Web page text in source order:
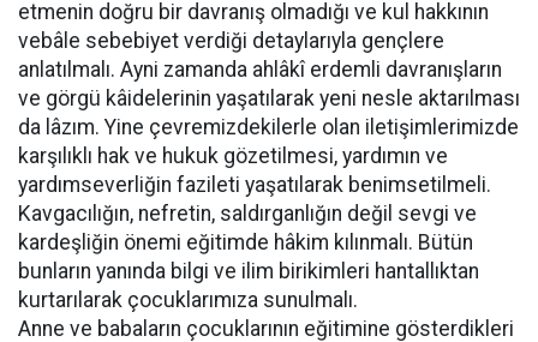
etmenin doğru bir davranış olmadığı ve kul hakkının
vebâle sebebiyet verdiği detaylarıyla gençlere
anlatılmalı. Ayni zamanda ahlâkî erdemli davranışların
ve görgü kâidelerinin yaşatılarak yeni nesle aktarılması
da lâzım. Yine çevremizdekilerle olan iletişimlerimizde
karşılıklı hak ve hukuk gözetilmesi, yardımın ve
yardımseverliğin fazileti yaşatılarak benimsetilmeli.
Kavgacılığın, nefretin, saldırganlığın değil sevgi ve
kardeşliğin önemi eğitimde hâkim kılınmalı. Bütün
bunların yanında bilgi ve ilim birikimleri hantallıktan
kurtarılarak çocuklarımıza sunulmalı.
Anne ve babaların çocuklarının eğitimine gösterdikleri